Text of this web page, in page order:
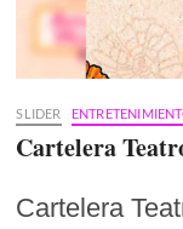
SLIDER
Cartelera
Cartelera